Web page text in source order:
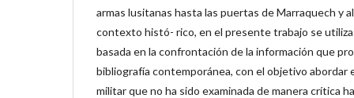
armas lusitanas hasta las puertas de Marraquech y
contexto histó- rico, en el presente trabajo se
basada en la confrontación de la información que
bibliografía contemporánea, con el objetivo abordar
militar que no ha sido examinada de manera crítica